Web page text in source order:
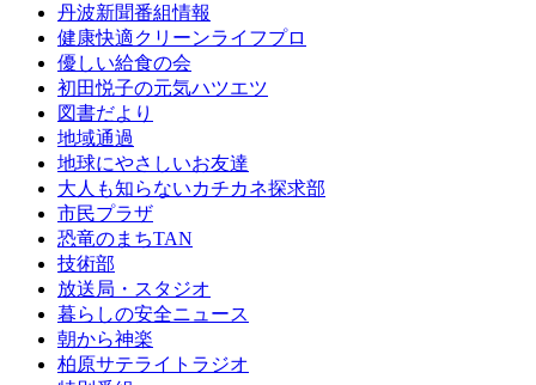
丹波新聞番組情報
健康快適クリーンライフプロ
優しい給食の会
初田悦子の元気ハツエツ
図書だより
地域通過
地球にやさしいお友達
大人も知らないカチカネ探求部
市民プラザ
恐竜のまちTAN
技術部
放送局・スタジオ
暮らしの安全ニュース
朝から神楽
柏原サテライトラジオ